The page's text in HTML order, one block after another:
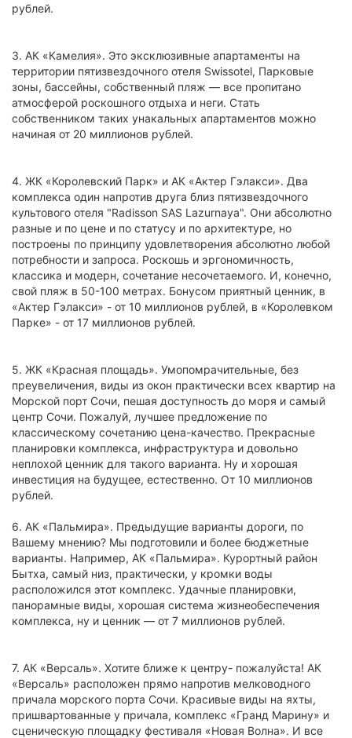
рублей.
3. АК «Камелия». Это эксклюзивные апартаменты на
территории пятизвездочного отеля Swissotel, Парковые
зоны, бассейны, собственный пляж — все пропитано
атмосферой роскошного отдыха и неги. Стать
собственником таких унакальных апартаментов можно
начиная от 20 миллионов рублей.
4. ЖК «Королевский Парк» и АК «Актер Гэлакси». Два
комплекса один напротив друга близ пятизвездочного
культового отеля "Radisson SAS Lazurnaya". Они абсолютно
разные и по цене и по статусу и по архитектуре, но
построены по принципу удовлетворения абсолютно любой
потребности и запроса. Роскошь и эргономичность,
классика и модерн, сочетание несочетаемого. И, конечно,
свой пляж в 50-100 метрах. Бонусом приятный ценник, в
«Актер Гэлакси» - от 10 миллионов рублей, в «Королевком
Парке» - от 17 миллионов рублей.
5. ЖК «Красная площадь». Умопомрачительные, без
преувеличения, виды из окон практически всех квартир на
Морской порт Сочи, пешая доступность до моря и самый
центр Сочи. Пожалуй, лучшее предложение по
классическому сочетанию цена-качество. Прекрасные
планировки комплекса, инфраструктура и довольно
неплохой ценник для такого варианта. Ну и хорошая
инвестиция на будущее, естественно. От 10 миллионов
рублей.
6. АК «Пальмира». Предыдущие варианты дороги, по
Вашему мнению? Мы подготовили и более бюджетные
варианты. Например, АК «Пальмира». Курортный район
Бытха, самый низ, практически, у кромки воды
расположился этот комплекс. Удачные планировки,
панорамные виды, хорошая система жизнеобеспечения
комплекса, ну и ценник — от 7 миллионов рублей.
7. АК «Версаль». Хотите ближе к центру- пожалуйста! АК
«Версаль» расположен прямо напротив мелководного
причала морского порта Сочи. Красивые виды на яхты,
пришвартованные у причала, комплекс «Гранд Марину» и
сценическую площадку фестиваля «Новая Волна». И все